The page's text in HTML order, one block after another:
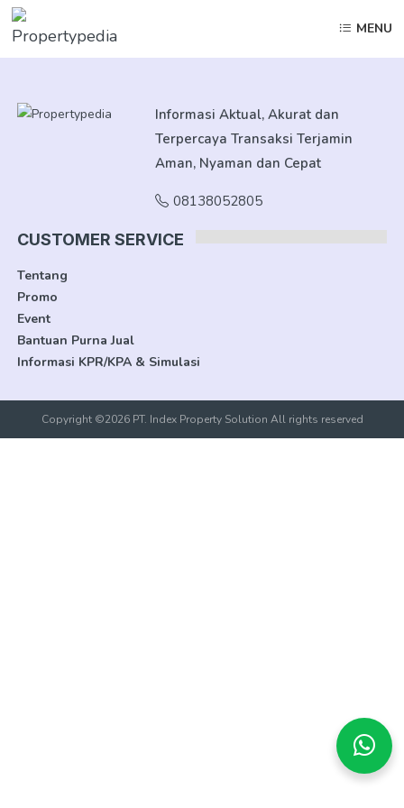
MENU
Informasi Aktual, Akurat dan
Terpercaya Transaksi Terjamin
Aman, Nyaman dan Cepat
08138052805
CUSTOMER SERVICE
Tentang
Promo
Event
Bantuan Purna Jual
Informasi KPR/KPA & Simulasi
Copyright ©2026 PT. Index Property Solution All rights reserved